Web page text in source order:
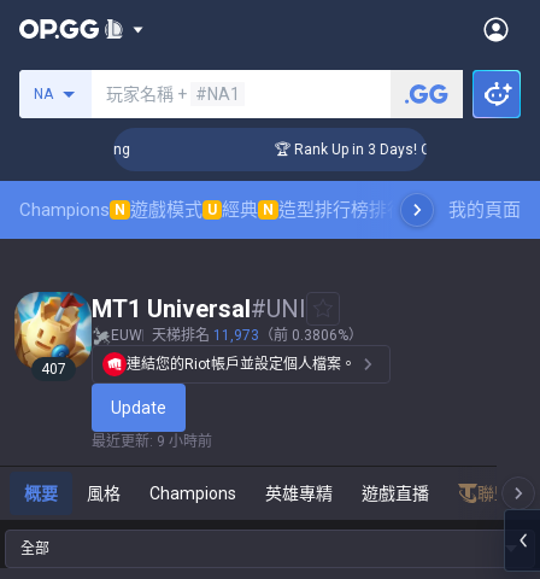
NA 玩家名稱 + #NA1
🏆 Rank Up in 3 Days! Challenger Coaching
Champions N 遊戲模式 U 經典 N 造型排行榜排行榜 職業對戰觀賽
我的頁面
407
MT1 Universal#UNI
EUW 天梯排名 11,973 （前 0.3806%）
連結您的Riot帳戶並設定個人檔案。
Update
最近更新: 9 小時前
概要 風格 Champions 英雄專精 遊戲直播 聯盟戰
全部